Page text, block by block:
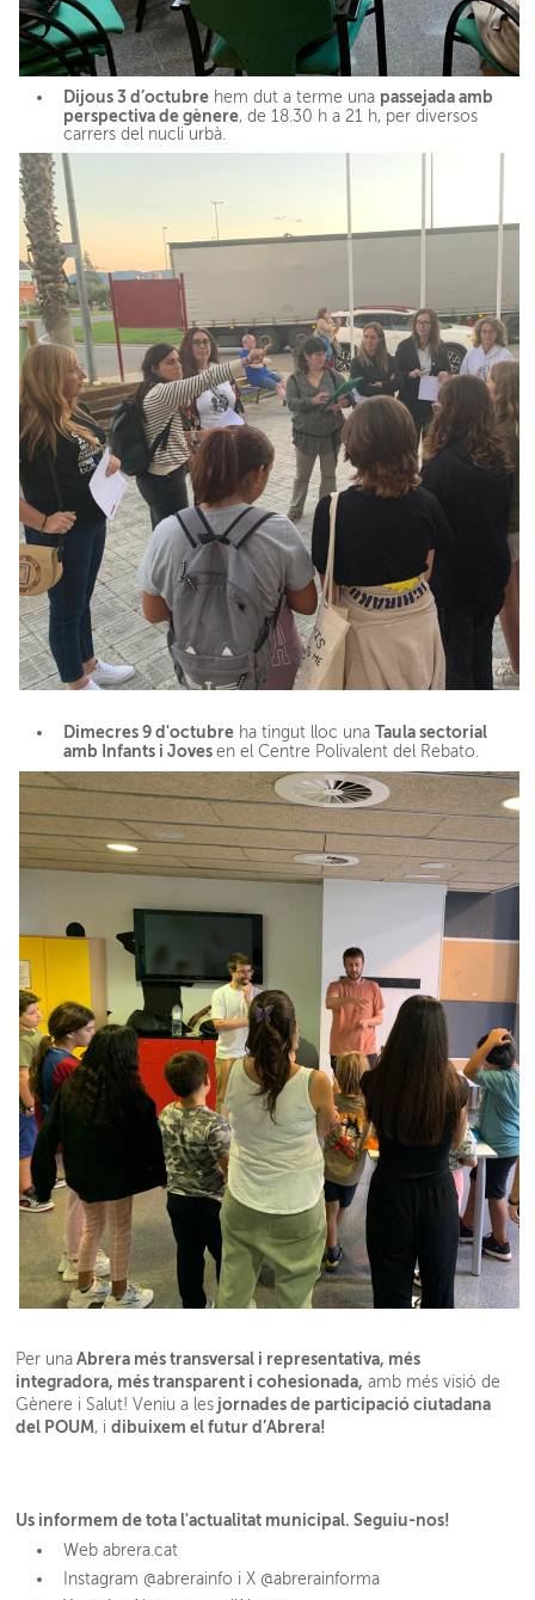
Dijous 3 d’octubre hem dut a terme una passejada amb
perspectiva de gènere, de 18.30 h a 21 h, per diversos
carrers del nucli urbà.
Dimecres 9 d'octubre ha tingut lloc unaTaula sectorial
amb Infants i Jovesen el Centre Polivalent del Rebato.
Per una Abrera més transversal i representativa, més
integradora, més transparent i cohesionada, amb més visió de
Gènere i Salut! Veniu a les jornades de participació ciutadana
del POUM, idibuixem el futur d’Abrera!
Us informem de tota l'actualitat municipal. Seguiu-nos!
Web abrera.cat
Instagram @abrerainfo i X @abrerainforma